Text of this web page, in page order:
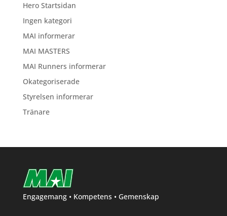
Hero Startsidan
Ingen kategori
MAI informerar
MAI MASTERS
MAI Runners informerar
Okategoriserade
Styrelsen informerar
Tränare
Engagemang • Kompetens • Gemenskap